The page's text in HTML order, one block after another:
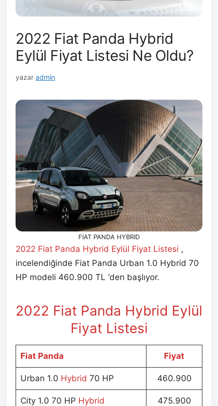
2022 Fiat Panda Hybrid
Eylül Fiyat Listesi Ne Oldu?
yazar admin
FIAT PANDA HYBRID
2022 Fiat Panda Hybrid Eylül Fiyat Listesi ,
incelendiğinde Fiat Panda Urban 1.0 Hybrid 70
HP modeli 460.900 TL ‘den başlıyor.
2022 Fiat Panda Hybrid Eylül
Fiyat Listesi
Fiat Panda Fiyat
Urban 1.0 Hybrid 70 HP 460.900
City 1.0 70 HP Hybrid 475.900